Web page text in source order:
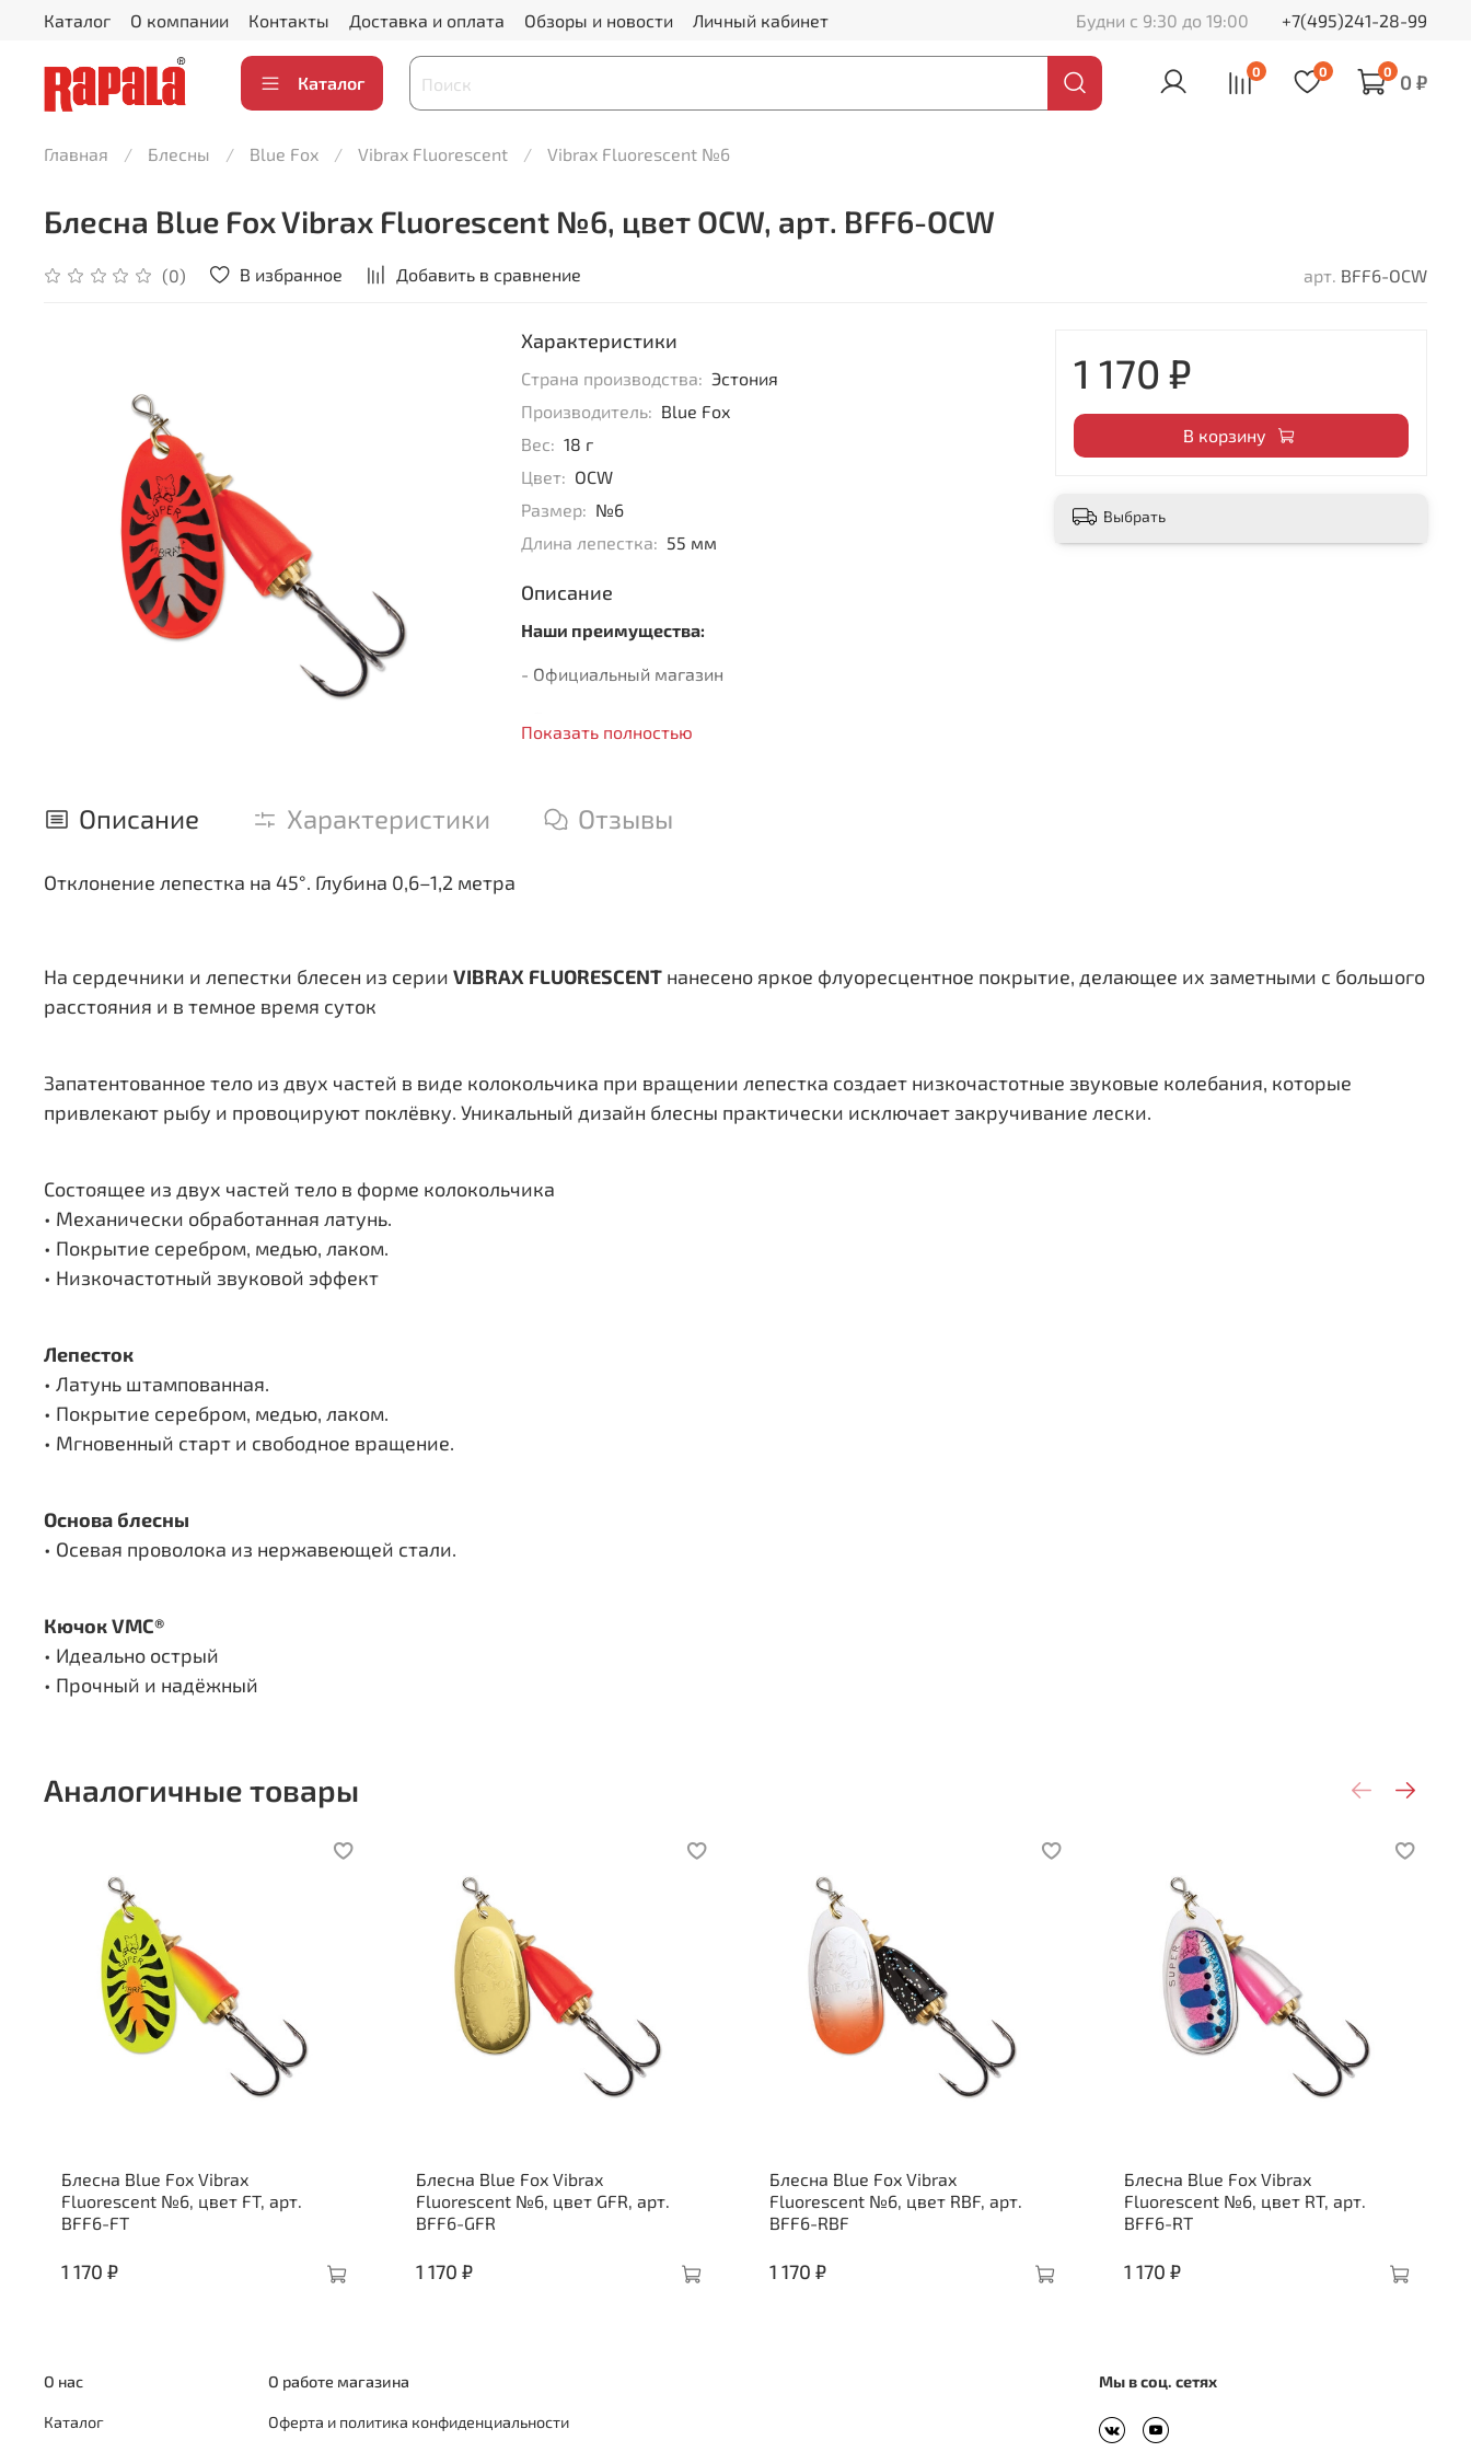
Каталог О компании Контакты Доставка и оплата Обзоры и новости Личный кабинет Будни с 9:30 до 19:00 +7(495)241-28-99
Каталог
0 0 0 0 ₽
Главная Блесны Blue Fox Vibrax Fluorescent Vibrax Fluorescent №6
Блесна Blue Fox Vibrax Fluorescent №6, цвет OCW, арт. BFF6-OCW
(0) В избранное Добавить в сравнение арт. BFF6-OCW
Характеристики
Страна производства: Эстония
Производитель: Blue Fox
Вес: 18 г
Цвет: OCW
Размер: №6
Длина лепестка: 55 мм
Описание
Наши преимущества:
- Официальный магазин
Показать полностью
1 170 ₽
В корзину
Выбрать
Описание Характеристики Отзывы
Отклонение лепестка на 45°. Глубина 0,6–1,2 метра
На сердечники и лепестки блесен из серии VIBRAX FLUORESCENT нанесено яркое флуоресцентное покрытие, делающее их заметными с большого
расстояния и в темное время суток
Запатентованное тело из двух частей в виде колокольчика при вращении лепестка создает низкочастотные звуковые колебания, которые
привлекают рыбу и провоцируют поклёвку. Уникальный дизайн блесны практически исключает закручивание лески.
Состоящее из двух частей тело в форме колокольчика
• Механически обработанная латунь.
• Покрытие серебром, медью, лаком.
• Низкочастотный звуковой эффект
Лепесток
• Латунь штампованная.
• Покрытие серебром, медью, лаком.
• Мгновенный старт и свободное вращение.
Основа блесны
• Осевая проволока из нержавеющей стали.
Кючок VMC®
• Идеально острый
• Прочный и надёжный
Аналогичные товары
Блесна Blue Fox Vibrax
Fluorescent №6, цвет FT, арт.
BFF6-FT
1 170 ₽
Блесна Blue Fox Vibrax
Fluorescent №6, цвет GFR, арт.
BFF6-GFR
1 170 ₽
Блесна Blue Fox Vibrax
Fluorescent №6, цвет RBF, арт.
BFF6-RBF
1 170 ₽
Блесна Blue Fox Vibrax
Fluorescent №6, цвет RT, арт.
BFF6-RT
1 170 ₽
О нас
Каталог
О работе магазина
Оферта и политика конфиденциальности
Мы в соц. сетях